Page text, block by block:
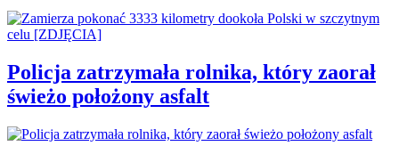
Policja zatrzymała rolnika, który zaorał
świeżo położony asfalt